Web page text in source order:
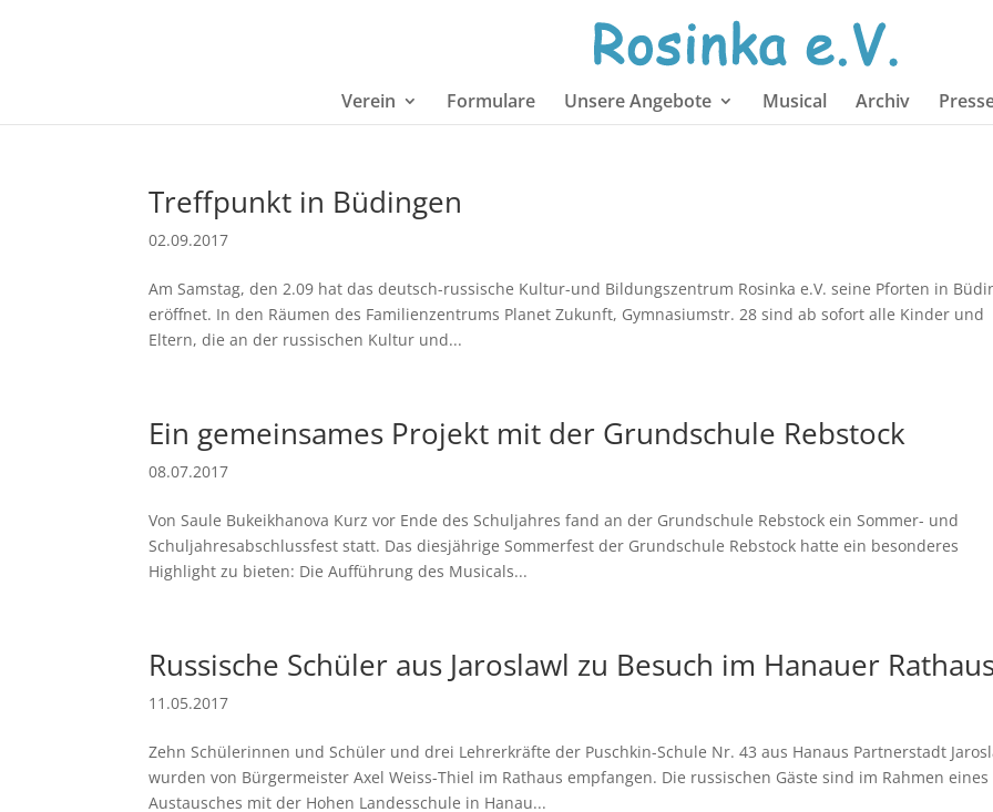
Verein Formulare Unsere Angebote Musical Archiv
Treffpunkt in Büdingen
02.09.2017
Am Samstag, den 2.09 hat das deutsch-russische Kultur-und Bildungszentrum Rosinka e.V. seine Pforten in
eröffnet. In den Räumen des Familienzentrums Planet Zukunft, Gymnasiumstr. 28 sind ab sofort alle Kinder und
Eltern, die an der russischen Kultur und...
Ein gemeinsames Projekt mit der Grundschule Rebstock
08.07.2017
Von Saule Bukeikhanova Kurz vor Ende des Schuljahres fand an der Grundschule Rebstock ein Sommer- und
Schuljahresabschlussfest statt. Das diesjährige Sommerfest der Grundschule Rebstock hatte ein besonderes
Highlight zu bieten: Die Aufführung des Musicals...
Russische Schüler aus Jaroslawl zu Besuch im Hanauer
11.05.2017
Zehn Schülerinnen und Schüler und drei Lehrerkräfte der Puschkin-Schule Nr. 43 aus Hanaus Partnerstadt
wurden von Bürgermeister Axel Weiss-Thiel im Rathaus empfangen. Die russischen Gäste sind im Rahmen eines
Austausches mit der Hohen Landesschule in Hanau...